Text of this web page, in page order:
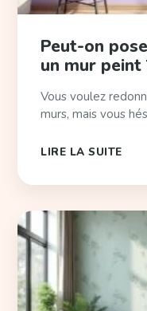
Peut-on
un mur peint
Vous voulez
murs, mais vous
LIRE LA SUITE